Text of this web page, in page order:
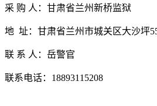
采 购 人：甘肃省兰州新桥监狱
地 址：甘肃省兰州市城关区大沙坪
联 系 人：岳警官
联系电话： 18893115208